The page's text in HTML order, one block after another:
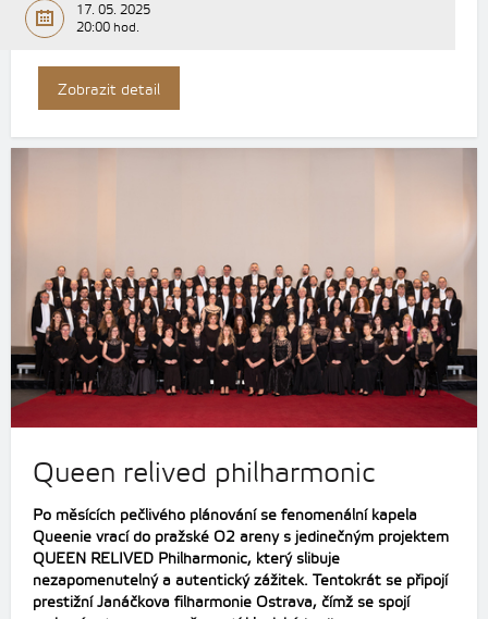
17. 05. 2025
20:00 hod.
Zobrazit detail
Queen relived philharmonic
Po měsících pečlivého plánování se fenomenální kapela
Queenie vrací do pražské O2 areny s jedinečným projektem
QUEEN RELIVED Philharmonic, který slibuje
nezapomenutelný a autentický zážitek. Tentokrát se připojí
prestižní Janáčkova filharmonie Ostrava, čímž se spojí